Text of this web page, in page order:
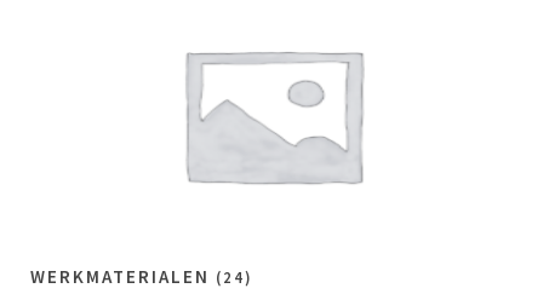
WERKMATERIALEN (24)